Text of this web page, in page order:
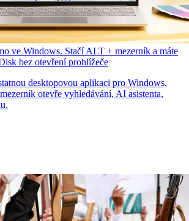
ve Windows. Stačí ALT + mezerník a máte
bez otevření prohlížeče
desktopovou aplikaci pro Windows,
otevře vyhledávání, AI asistenta,